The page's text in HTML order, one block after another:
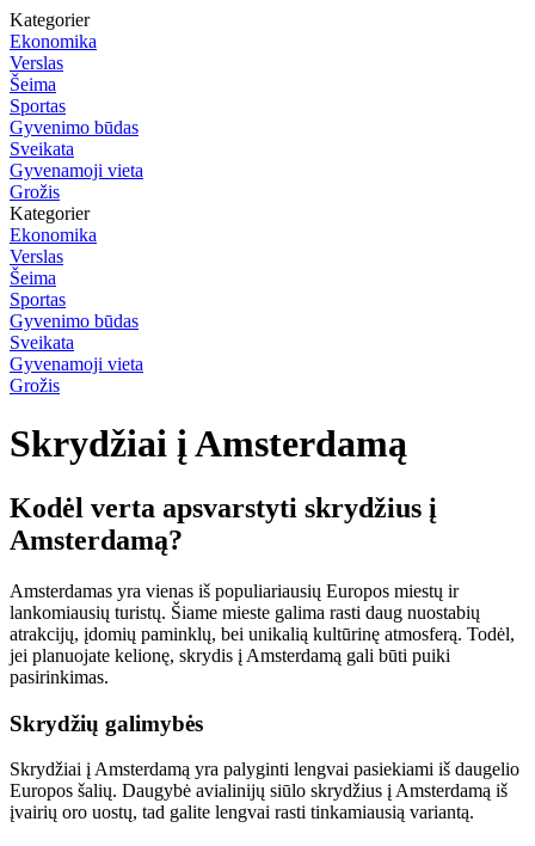
Kategorier
Ekonomika
Verslas
Šeima
Sportas
Gyvenimo būdas
Sveikata
Gyvenamoji vieta
Grožis
Kategorier
Ekonomika
Verslas
Šeima
Sportas
Gyvenimo būdas
Sveikata
Gyvenamoji vieta
Grožis
Skrydžiai į Amsterdamą
Kodėl verta apsvarstyti skrydžius į
Amsterdamą?
Amsterdamas yra vienas iš populiariausių Europos miestų ir
lankomiausių turistų. Šiame mieste galima rasti daug nuostabių
atrakcijų, įdomių paminklų, bei unikalią kultūrinę atmosferą. Todėl,
jei planuojate kelionę, skrydis į Amsterdamą gali būti puiki
pasirinkimas.
Skrydžių galimybės
Skrydžiai į Amsterdamą yra palyginti lengvai pasiekiami iš daugelio
Europos šalių. Daugybė avialinijų siūlo skrydžius į Amsterdamą iš
įvairių oro uostų, tad galite lengvai rasti tinkamiausią variantą.